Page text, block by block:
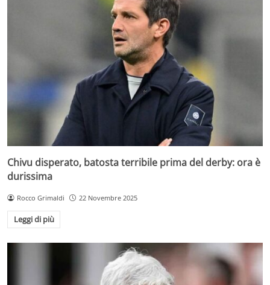
Chivu disperato, batosta terribile prima del derby: ora è
durissima
Rocco Grimaldi 22 Novembre 2025
Leggi di più